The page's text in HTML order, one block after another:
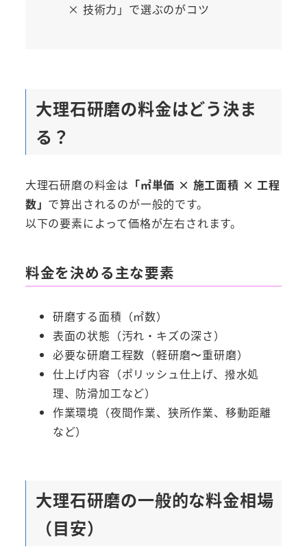
× 技術力」で選ぶのがコツ
大理石研磨の料金はどう決ま
る？
大理石研磨の料金は 「㎡単価 × 施工面積 × 工程
数」 で算出されるのが一般的です。
以下の要素によって価格が左右されます。
料金を決める主な要素
研磨する面積（㎡数）
表面の状態（汚れ・キズの深さ）
必要な研磨工程数（軽研磨〜重研磨）
仕上げ内容（ポリッシュ仕上げ、撥水処
理、防滑加工など）
作業環境（夜間作業、狭所作業、移動距離
など）
大理石研磨の一般的な料金相場
（目安）